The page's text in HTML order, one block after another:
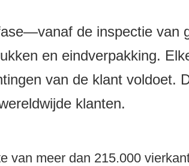
de inspectie van
en eindverpakking.
van de klant voldoet.
klanten.
van meer dan 215.000